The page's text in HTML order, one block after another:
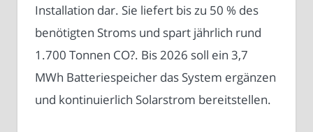
Installation dar. Sie liefert bis zu 50 % des
benötigten Stroms und spart jährlich rund
1.700 Tonnen CO?. Bis 2026 soll ein 3,7
MWh Batteriespeicher das System ergänzen
und kontinuierlich Solarstrom bereitstellen.